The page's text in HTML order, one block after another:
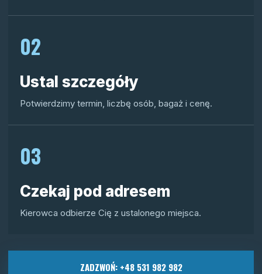
02
Ustal szczegóły
Potwierdzimy termin, liczbę osób, bagaż i cenę.
03
Czekaj pod adresem
Kierowca odbierze Cię z ustalonego miejsca.
ZADZWOŃ: +48 531 982 982